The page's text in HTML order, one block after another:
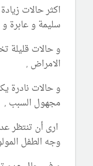
اكثر حالات
سليمة و عابرة
و حالات قليلة
الامراض ,
و حالات نادرة
مجهول السبب ,
ارى أن تنتظر
وجه الطفل